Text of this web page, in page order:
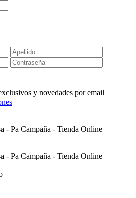
y novedades por email